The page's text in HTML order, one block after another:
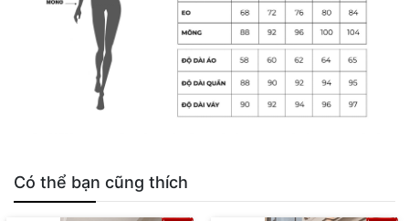
Có thể bạn cũng thích